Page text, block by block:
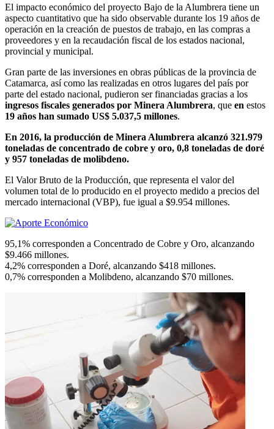
El impacto económico del proyecto Bajo de la Alumbrera tiene un
aspecto cuantitativo que ha sido observable durante los 19 años de
operación en la creación de puestos de trabajo, en las compras a
proveedores y en la recaudación fiscal de los estados nacional,
provincial y municipal.
Gran parte de las inversiones en obras públicas de la provincia de
Catamarca, así como las realizadas en otros lugares del país por
parte del estado nacional, pudieron ser financiadas gracias a los
ingresos fiscales generados por Minera Alumbrera, que en estos
19 años han sumado US$ 5.037,5 millones.
En 2016, la producción de Minera Alumbrera alcanzó 321.979
toneladas de concentrado de cobre y oro, 0,8 toneladas de doré
y 957 toneladas de molibdeno.
El Valor Bruto de la Producción, que representa el valor del
volumen total de lo producido en el proyecto medido a precios del
mercado internacional (VBP), fue igual a $9.954 millones.
95,1% corresponden a Concentrado de Cobre y Oro, alcanzando
$9.466 millones.
4,2% corresponden a Doré, alcanzando $418 millones.
0,7% corresponden a Molibdeno, alcanzando $70 millones.